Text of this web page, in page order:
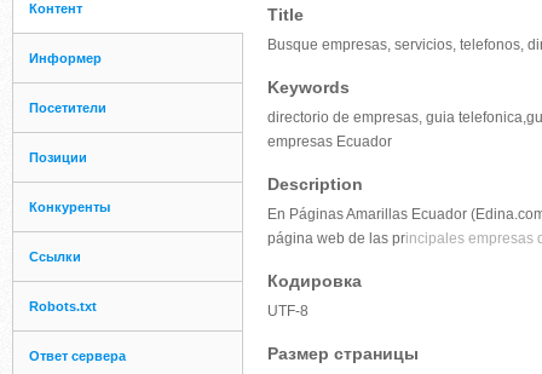
Контент
Информер
Посетители
Позиции
Конкуренты
Ссылки
Robots.txt
Ответ сервера
Title
Busque empresas, servicios, telefonos,
Keywords
directorio de empresas, guia
empresas Ecuador
Description
En Páginas Amarillas Ecuador
página web de las principales empresas
Кодировка
UTF-8
Размер страницы